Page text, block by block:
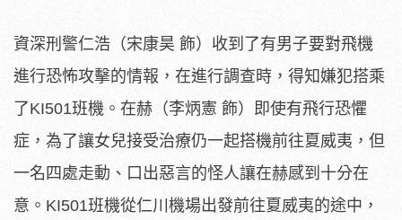
資深刑警仁浩（宋康昊 飾）收到了有男子要對飛機
進行恐怖攻擊的情報，在進行調查時， 得知嫌犯搭乘
了KI501班機。在赫（李炳憲 飾）即使有飛行恐懼
症， 為了讓女兒接受治療仍一起搭機前往夏威夷，但
一名四處走動、 口出惡言的怪人讓在赫感到十分在
意。KI501班機從仁川機場出發前往夏威夷的途中，